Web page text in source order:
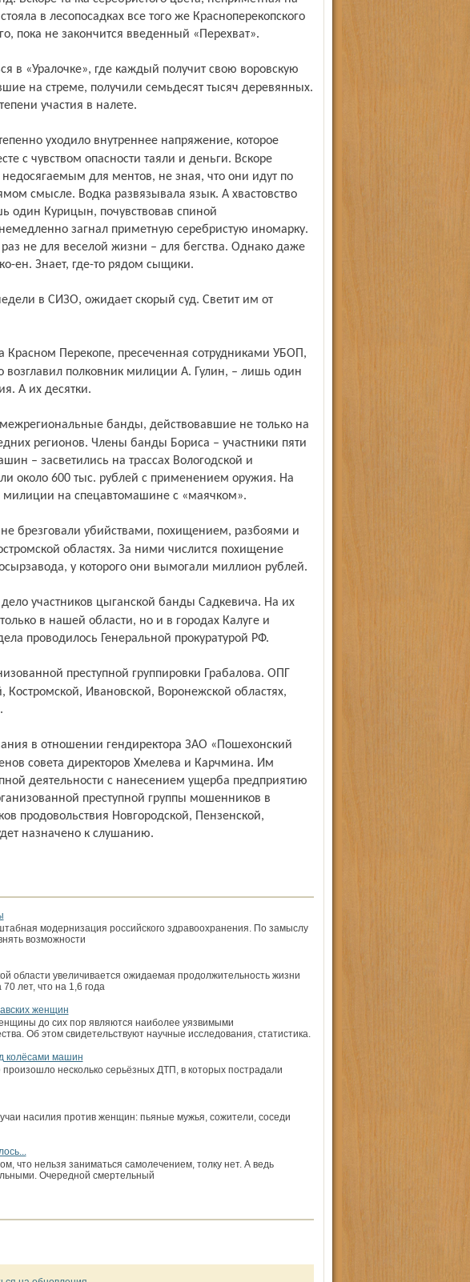
в лесопосадках все того же Красноперекопского
пока не закончится введенный «Перехват».
на стреме, получили семьдесят тысяч деревянных.
участия в налете.
с чувством опасности таяли и деньги. Вскоре
недосягаемым для ментов, не зная, что они идут по
смысле. Водка развязывала язык. А хвастовство
один Курицын, почувствовав спиной
загнал приметную серебристую иномарку.
раз не для веселой жизни – для бегства. Однако даже
ен. Знает, где-то рядом сыщики.
возглавил полковник милиции А. Гулин, – лишь один
А их десятки.
регионов. Члены банды Бориса – участники пяти
– засветились на трассах Вологодской и
около 600 тыс. рублей с применением оружия. На
на спецавтомашине с «маячком».
областях. За ними числится похищение
у которого они вымогали миллион рублей.
в нашей области, но и в городах Калуге и
проводилось Генеральной прокуратурой РФ.
Костромской, Ивановской, Воронежской областях,
совета директоров Хмелева и Карчмина. Им
деятельности с нанесением ущерба предприятию
преступной группы мошенников в
продовольствия Новгородской, Пензен­ской,
назначено к слушанию.
модернизация россий­ского здравоохранения. По замыслу
возможности
области увеличивается ожидаемая продолжительность жизни
лет, что на 1,6 года
женщин
до сих пор являются наиболее уязвимыми
Об этом свидетельствуют научные исследования, статистика.
колёсами машин
несколько серьёзных ДТП, в которых пострадали
насилия против женщин: пьяные мужья, сожители, соседи
что нельзя заниматься самолечением, толку нет. А ведь
Очередной смертельный